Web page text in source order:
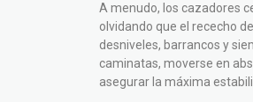
A menudo, los cazadores
olvidando que el rececho
desniveles, barrancos y
caminatas, moverse en
asegurar la máxima